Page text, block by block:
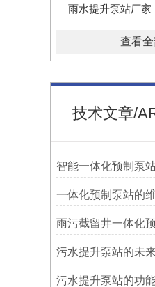
雨水提升泵站厂家
查看
技术文章/
智能一体化预制泵
一体化预制泵站的
雨污截留井一体化
污水提升泵站的未
污水提升泵站的功